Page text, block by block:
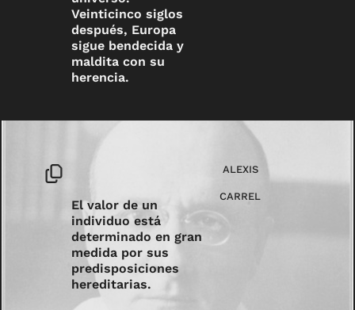
Veinticinco siglos
después, Europa
sigue bendecida y
maldita con su
herencia.
El valor de un
individuo está
determinado en gran
medida por sus
predisposiciones
hereditarias.
ALEXIS
CARREL